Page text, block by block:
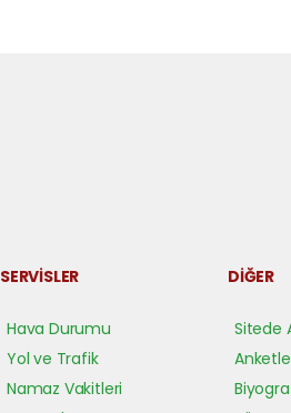
SERVİSLER
Hava Durumu
Yol ve Trafik
Namaz Vakitleri
DİĞER
Sitede